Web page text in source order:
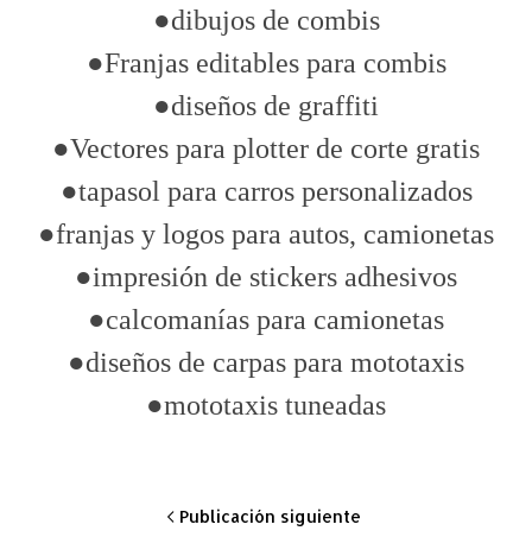
●dibujos de combis
●Franjas editables para combis
●diseños de graffiti
●Vectores para plotter de corte gratis
●tapasol para carros personalizados
●franjas y logos para autos, camionetas
●impresión de stickers adhesivos
●calcomanías para camionetas
●diseños de carpas para mototaxis
●mototaxis tuneadas
Publicación siguiente